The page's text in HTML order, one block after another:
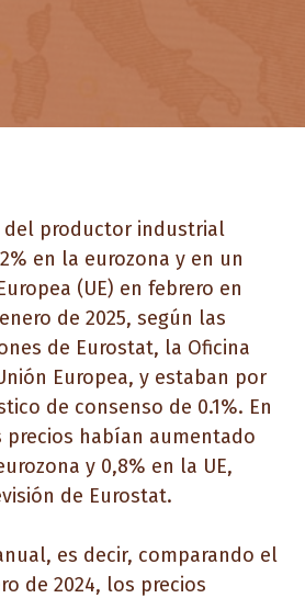
del productor industrial
en la eurozona y en un
(UE) en febrero en
de 2025, según las
de Eurostat, la Oficina
Europea, y estaban por
de consenso de 0.1%. En
precios habían aumentado
y 0,8% en la UE,
de Eurostat.
es decir, comparando el
de 2024, los precios